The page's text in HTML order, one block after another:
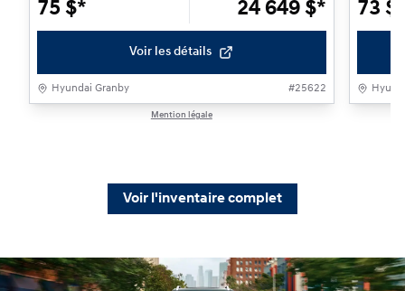
75 $* 24 649 $*
Voir les détails
Hyundai Granby #25622
Mention légale
73 $
Voir l'inventaire complet